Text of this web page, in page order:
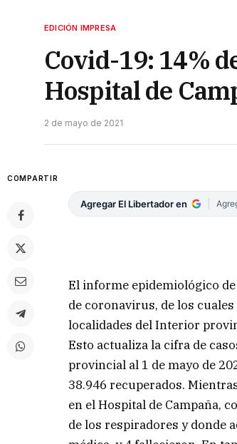
EDICIÓN IMPRESA
Covid-19: 14%
Hospital de
2 de mayo de 2021
COMPARTIR
Agregar El Libertador en
El informe epidemiológico
de coronavirus, de los
localidades del Interior
Esto actualiza la cifra de
provincial al 1 de mayo de
38.946 recuperados.
en el Hospital de Campaña,
de los respiradores y donde